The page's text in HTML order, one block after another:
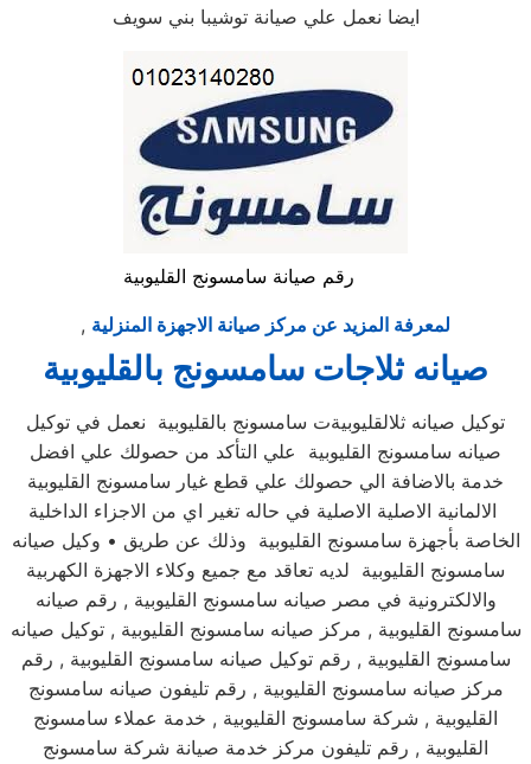
ايضا نعمل علي صيانة توشيبا بني سويف
رقم صيانة سامسونج القليوبية
, لمعرفة المزيد عن مركز صيانة الاجهزة المنزلية
صيانه ثلاجات سامسونج بالقليوبية
توكيل صيانه ثلالقليوبيةت سامسونج بالقليوبية نعمل في توكيل
صيانه سامسونج القليوبية علي التأكد من حصولك علي افضل
خدمة بالاضافة الي حصولك علي قطع غيار سامسونج القليوبية
الالمانية الاصلية الاصلية في حاله تغير اي من الاجزاء الداخلية
الخاصة بأجهزة سامسونج القليوبية وذلك عن طريق • وكيل صيانه
سامسونج القليوبية لديه تعاقد مع جميع وكلاء الاجهزة الكهربية
والالكترونية في مصر صيانه سامسونج القليوبية , رقم صيانه
سامسونج القليوبية , مركز صيانه سامسونج القليوبية , توكيل صيانه
سامسونج القليوبية , رقم توكيل صيانه سامسونج القليوبية , رقم
مركز صيانه سامسونج القليوبية , رقم تليفون صيانه سامسونج
القليوبية , شركة سامسونج القليوبية , خدمة عملاء سامسونج
القليوبية , رقم تليفون مركز خدمة صيانة شركة سامسونج